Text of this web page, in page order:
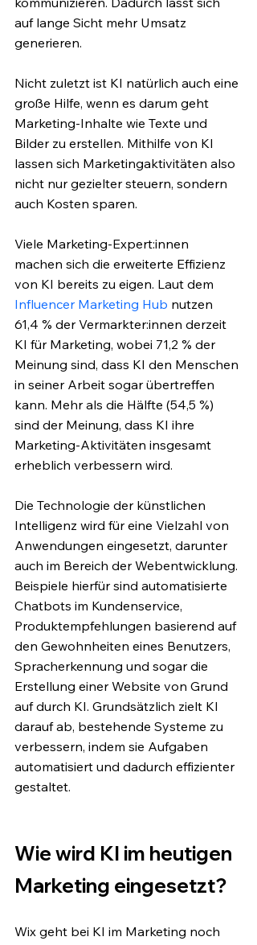
auf lange Sicht mehr Umsatz
generieren.
Nicht zuletzt ist KI natürlich auch eine
große Hilfe, wenn es darum geht
Marketing-Inhalte wie Texte und
Bilder zu erstellen. Mithilfe von KI
lassen sich Marketingaktivitäten also
nicht nur gezielter steuern, sondern
auch Kosten sparen.
Viele Marketing-Expert:innen
machen sich die erweiterte Effizienz
von KI bereits zu eigen. Laut dem
Influencer Marketing Hub nutzen
61,4 % der Vermarkter:innen derzeit
KI für Marketing, wobei 71,2 % der
Meinung sind, dass KI den Menschen
in seiner Arbeit sogar übertreffen
kann. Mehr als die Hälfte (54,5 %)
sind der Meinung, dass KI ihre
Marketing-Aktivitäten insgesamt
erheblich verbessern wird.
Die Technologie der künstlichen
Intelligenz wird für eine Vielzahl von
Anwendungen eingesetzt, darunter
auch im Bereich der Webentwicklung.
Beispiele hierfür sind automatisierte
Chatbots im Kundenservice,
Produktempfehlungen basierend auf
den Gewohnheiten eines Benutzers,
Spracherkennung und sogar die
Erstellung einer Website von Grund
auf durch KI. Grundsätzlich zielt KI
darauf ab, bestehende Systeme zu
verbessern, indem sie Aufgaben
automatisiert und dadurch effizienter
gestaltet.
Wie wird KI im heutigen
Marketing eingesetzt?
Wix geht bei KI im Marketing noch